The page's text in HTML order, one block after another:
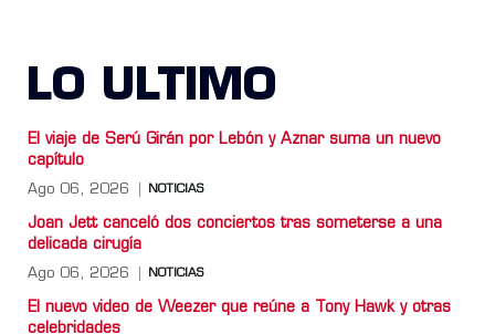
LO ULTIMO
El viaje de Serú Girán por Lebón y Aznar suma un nuevo
capítulo
Ago 06, 2026 NOTICIAS
Joan Jett canceló dos conciertos tras someterse a una
delicada cirugía
Ago 06, 2026 NOTICIAS
El nuevo video de Weezer que reúne a Tony Hawk y otras
celebridades